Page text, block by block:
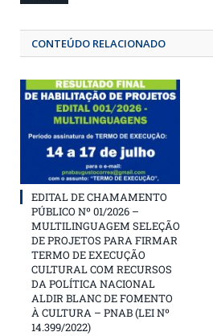
CONTEÚDO RELACIONADO
EDITAL DE CHAMAMENTO
PÚBLICO Nº 01/2026 –
MULTILINGUAGEM SELEÇÃO
DE PROJETOS PARA FIRMAR
TERMO DE EXECUÇÃO
CULTURAL COM RECURSOS
DA POLÍTICA NACIONAL
ALDIR BLANC DE FOMENTO
À CULTURA – PNAB (LEI Nº
14.399/2022)